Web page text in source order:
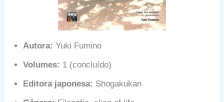
Autora: Yuki Fumino
Volumes: 1 (concluído)
Editora japonesa: Shogakukan